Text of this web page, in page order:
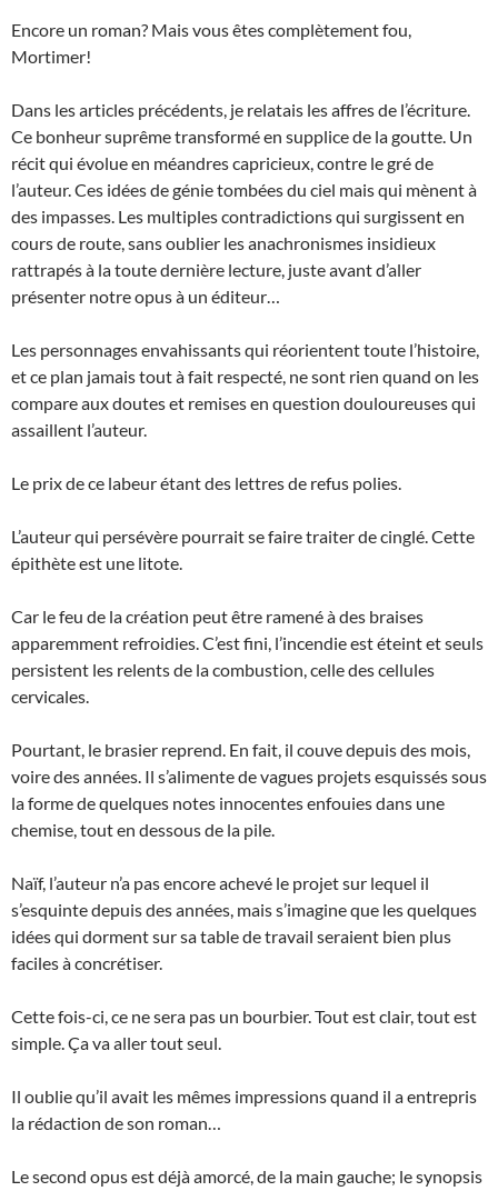
Encore un roman? Mais vous êtes complètement fou,
Mortimer!
Dans les articles précédents, je relatais les affres de l’écriture.
Ce bonheur suprême transformé en supplice de la goutte. Un
récit qui évolue en méandres capricieux, contre le gré de
l’auteur. Ces idées de génie tombées du ciel mais qui mènent à
des impasses. Les multiples contradictions qui surgissent en
cours de route, sans oublier les anachronismes insidieux
rattrapés à la toute dernière lecture, juste avant d’aller
présenter notre opus à un éditeur…
Les personnages envahissants qui réorientent toute l’histoire,
et ce plan jamais tout à fait respecté, ne sont rien quand on les
compare aux doutes et remises en question douloureuses qui
assaillent l’auteur.
Le prix de ce labeur étant des lettres de refus polies.
L’auteur qui persévère pourrait se faire traiter de cinglé. Cette
épithète est une litote.
Car le feu de la création peut être ramené à des braises
apparemment refroidies. C’est fini, l’incendie est éteint et seuls
persistent les relents de la combustion, celle des cellules
cervicales.
Pourtant, le brasier reprend. En fait, il couve depuis des mois,
voire des années. Il s’alimente de vagues projets esquissés sous
la forme de quelques notes innocentes enfouies dans une
chemise, tout en dessous de la pile.
Naïf, l’auteur n’a pas encore achevé le projet sur lequel il
s’esquinte depuis des années, mais s’imagine que les quelques
idées qui dorment sur sa table de travail seraient bien plus
faciles à concrétiser.
Cette fois-ci, ce ne sera pas un bourbier. Tout est clair, tout est
simple. Ça va aller tout seul.
Il oublie qu’il avait les mêmes impressions quand il a entrepris
la rédaction de son roman…
Le second opus est déjà amorcé, de la main gauche; le synopsis